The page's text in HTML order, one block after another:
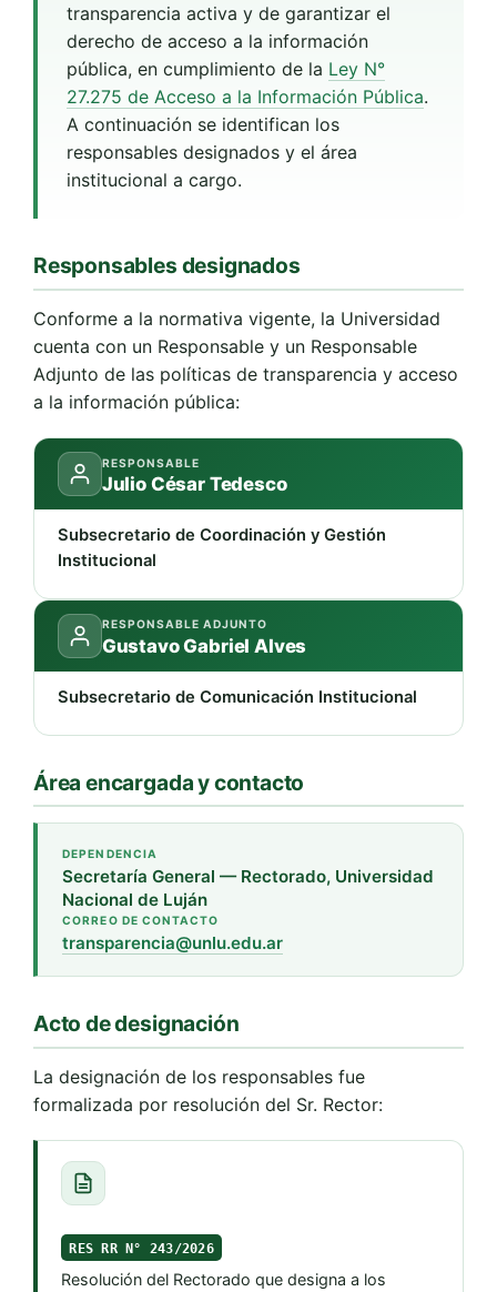
transparencia activa y de garantizar el
derecho de acceso a la información
pública, en cumplimiento de la Ley N°
27.275 de Acceso a la Información Pública.
A continuación se identifican los
responsables designados y el área
institucional a cargo.
Responsables designados
Conforme a la normativa vigente, la Universidad
cuenta con un Responsable y un Responsable
Adjunto de las políticas de transparencia y acceso
a la información pública:
RESPONSABLE
Julio César Tedesco
Subsecretario de Coordinación y Gestión
Institucional
RESPONSABLE ADJUNTO
Gustavo Gabriel Alves
Subsecretario de Comunicación Institucional
Área encargada y contacto
DEPENDENCIA
Secretaría General — Rectorado, Universidad
Nacional de Luján
CORREO DE CONTACTO
transparencia@unlu.edu.ar
Acto de designación
La designación de los responsables fue
formalizada por resolución del Sr. Rector:
RES RR N° 243/2026
Resolución del Rectorado que designa a los